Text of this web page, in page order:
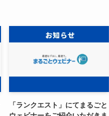
「ランクエスト」にてまるごと